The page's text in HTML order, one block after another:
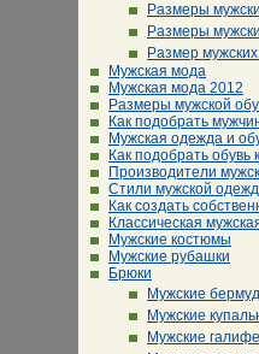
Размеры
Размеры
Размер
Мужская мода
Мужская мода 2012
Размеры мужской
Как подобрать
Мужская одежда и
Как подобрать обувь
Производители
Стили мужской
Как создать
Классическая
Мужские костюмы
Мужские рубашки
Брюки
Мужские
Мужские
Мужские галифе